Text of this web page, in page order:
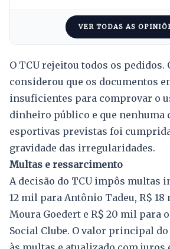
VER TODAS AS
O TCU rejeitou todos os pedidos.
considerou que os documentos
insuficientes para comprovar o
dinheiro público e que nenhuma
esportivas previstas foi
gravidade das irregularidades.
Multas e ressarcimento
A decisão do TCU impôs multas
12 mil para Antônio Tadeu, R$
Moura Goedert e R$ 20 mil para
Social Clube. O valor principal